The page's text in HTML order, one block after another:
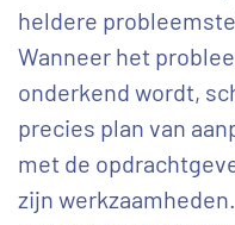
heldere
Wanneer het
onderkend wordt,
precies plan van
met de
zijn